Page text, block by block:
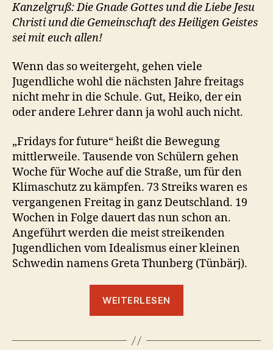
Kanzelgruß: Die Gnade Gottes und die Liebe Jesu
Christi und die Gemeinschaft des Heiligen Geistes
sei mit euch allen!
Wenn das so weitergeht, gehen viele
Jugendliche wohl die nächsten Jahre freitags
nicht mehr in die Schule. Gut, Heiko, der ein
oder andere Lehrer dann ja wohl auch nicht.
„Fridays for future“ heißt die Bewegung
mittlerweile. Tausende von Schülern gehen
Woche für Woche auf die Straße, um für den
Klimaschutz zu kämpfen. 73 Streiks waren es
vergangenen Freitag in ganz Deutschland. 19
Wochen in Folge dauert das nun schon an.
Angeführt werden die meist streikenden
Jugendlichen vom Idealismus einer kleinen
Schwedin namens Greta Thunberg (Tünbärj).
WEITERLESEN
Best